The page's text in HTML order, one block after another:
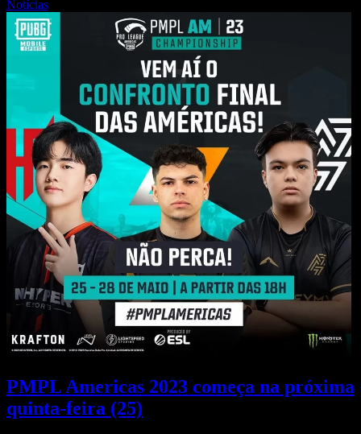
Notícias
PMPL Americas 2023 começa na próxima
quinta-feira (25)